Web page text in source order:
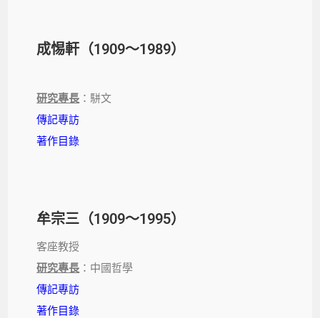
成惕軒（1909～1989）
研究專長 ：駢文
傳記專訪
著作目錄
牟宗三（1909～1995）
客座教授
研究專長 ：中國哲學
傳記專訪
著作目錄